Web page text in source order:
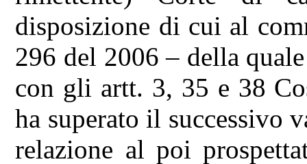
disposizione di cui al
296 del 2006 – della
con gli artt. 3, 35 e 38
ha superato il successivo
relazione al poi